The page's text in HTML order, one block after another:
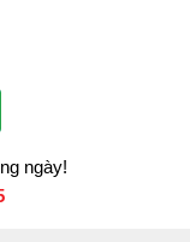
ngày!